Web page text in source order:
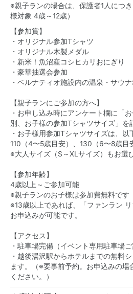
※親子ランの場合は、保護者1人につ
様対象 4歳～12歳）
【参加賞】
・オリジナル参加Tシャツ
・オリジナル木製メダル
・新米！魚沼産コシヒカリおにぎり
・豪華抽選会参加
・ベルナティオ施設内の温泉・サウ
【親子ランにご参加の方へ】
・お申し込み時にアンケート欄に「
別、お子様の参加Tシャツサイズ」を
・お子様用参加Tシャツサイズは、以
110（4〜5歳目安）、130（6〜8歳目
※大人サイズ（S～XLサイズ）もお選
【参加年齢】
4歳以上～ご参加可能
※親子ランのお子様は参加費無料です
※13歳以上であれば、「ファンラン
お申込みが可能です。
【アクセス】
・駐車場完備（イベント専用駐車場ご
・越後湯沢駅からホテルまでの無料
ます。（※要事前予約。お申込みの
ください。）